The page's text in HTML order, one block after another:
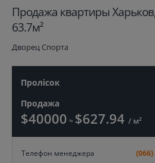
Продажа квартиры
63.7м²
Дворец Спорта
Пролicок
Продажа
$40000 ≈ $627.94 / м²
Телефон менеджера (066)